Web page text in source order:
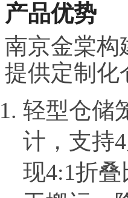
产品优势
南京金棠构
提供定制化
轻型仓储
计，支持
现4:1折